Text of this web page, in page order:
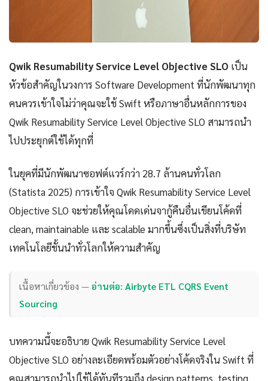
Qwik Resumability Service Level Objective SLO เป็น
หัวข้อสำคัญในวงการ Software Development ที่นักพัฒนาทุก
คนควรเข้าใจไม่ว่าคุณจะใช้ Swift หรือภาษาอื่นหลักการของ
Qwik Resumability Service Level Objective SLO สามารถนำ
ไปประยุกต์ใช้ได้ทุกที่
ในยุคที่มีนักพัฒนาซอฟต์แวร์กว่า 28.7 ล้านคนทั่วโลก
(Statista 2025) การเข้าใจ Qwik Resumability Service Level
Objective SLO จะช่วยให้คุณโดดเด่นจากู้คืนอื่นเขียนโค้ดที่
clean, maintainable และ scalable มากขึ้นซึ่งเป็นสิ่งที่บริษัท
เทคโนโลยีชั้นนำทั่วโลกให้ความสำคัญ
เนื้อหาเกี่ยวข้อง —อ่านต่อ: Airbyte ETL CQRS Event
Sourcing
บทความนี้จะอธิบาย Qwik Resumability Service Level
Objective SLO อย่างละเอียดพร้อมตัวอย่างโค้ดจริงใน Swift ที่
คุณสามารถนำไปใช้ได้ทันทีรวมถึง design patterns, testing,